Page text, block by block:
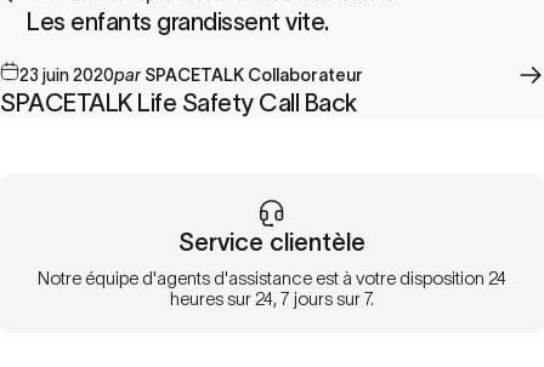
Les enfants grandissent vite.
23 juin 2020par SPACETALK Collaborateur
SPACETALK Life Safety Call Back
Service clientèle
Notre équipe d'agents d'assistance est à votre disposition 24
heures sur 24, 7 jours sur 7.